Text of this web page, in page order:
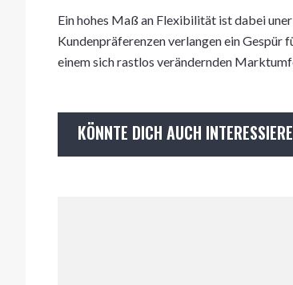
Ein hohes Maß an Flexibilität ist dabei
Kundenpräferenzen verlangen ein Gespür
einem sich rastlos verändernden
KÖNNTE DICH AUCH